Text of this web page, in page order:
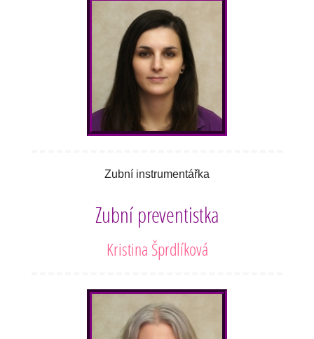
Zubní instrumentářka
Zubní preventistka
Kristina Šprdlíková